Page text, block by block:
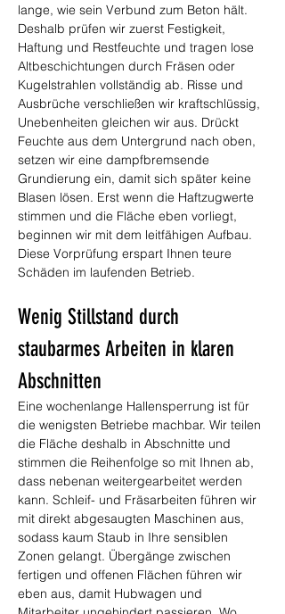
lange, wie sein Verbund zum Beton hält.
Deshalb prüfen wir zuerst Festigkeit,
Haftung und Restfeuchte und tragen lose
Altbeschichtungen durch Fräsen oder
Kugelstrahlen vollständig ab. Risse und
Ausbrüche verschließen wir kraftschlüssig,
Unebenheiten gleichen wir aus. Drückt
Feuchte aus dem Untergrund nach oben,
setzen wir eine dampfbremsende
Grundierung ein, damit sich später keine
Blasen lösen. Erst wenn die Haftzugwerte
stimmen und die Fläche eben vorliegt,
beginnen wir mit dem leitfähigen Aufbau.
Diese Vorprüfung erspart Ihnen teure
Schäden im laufenden Betrieb.
Wenig Stillstand durch
staubarmes Arbeiten in klaren
Abschnitten
Eine wochenlange Hallensperrung ist für
die wenigsten Betriebe machbar. Wir teilen
die Fläche deshalb in Abschnitte und
stimmen die Reihenfolge so mit Ihnen ab,
dass nebenan weitergearbeitet werden
kann. Schleif- und Fräsarbeiten führen wir
mit direkt abgesaugten Maschinen aus,
sodass kaum Staub in Ihre sensiblen
Zonen gelangt. Übergänge zwischen
fertigen und offenen Flächen führen wir
eben aus, damit Hubwagen und